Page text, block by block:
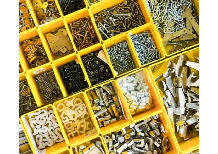
Seine Werke sind eine Hommage an
die mediterrane Landschaft und Kultur.
Mehr über Jean-Claude Picard
erfahren.